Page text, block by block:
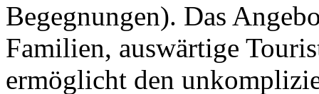
Begegnungen). Das
Familien, auswärtige
ermöglicht den